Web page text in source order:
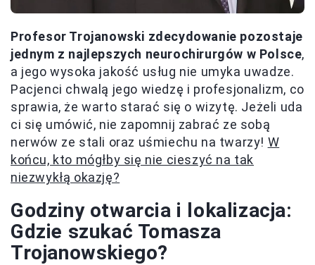
Profesor Trojanowski zdecydowanie pozostaje
jednym z najlepszych neurochirurgów w Polsce,
a jego wysoka jakość usług nie umyka uwadze.
Pacjenci chwalą jego wiedzę i profesjonalizm, co
sprawia, że warto starać się o wizytę. Jeżeli uda
ci się umówić, nie zapomnij zabrać ze sobą
nerwów ze stali oraz uśmiechu na twarzy! W
końcu, kto mógłby się nie cieszyć na tak
niezwykłą okazję?
Godziny otwarcia i lokalizacja:
Gdzie szukać Tomasza
Trojanowskiego?